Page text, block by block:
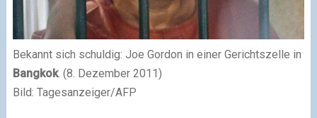
Bekannt sich schuldig: Joe Gordon in einer Gerichtszelle in
Bangkok. (8. Dezember 2011)
Bild: Tagesanzeiger/AFP